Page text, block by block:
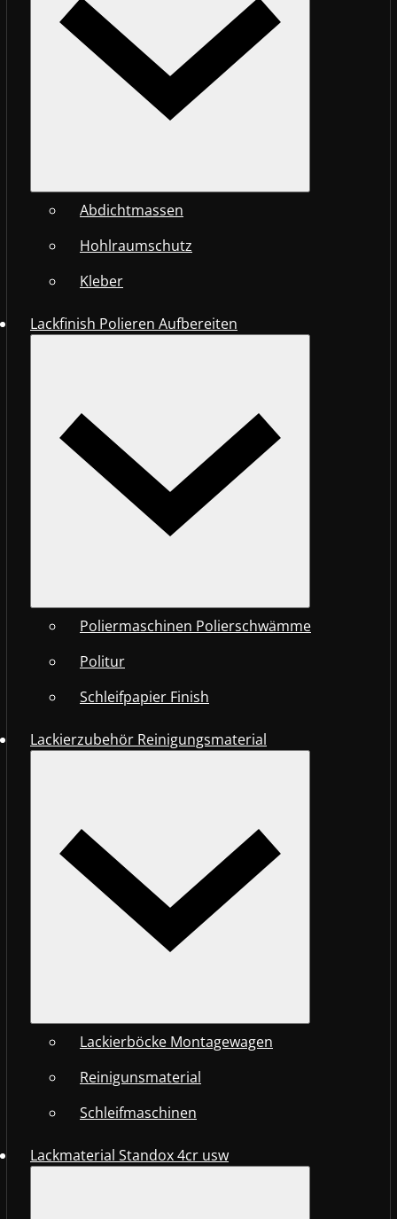
Abdichtmassen
Hohlraumschutz
Kleber
Lackfinish Polieren Aufbereiten
Poliermaschinen Polierschwämme
Politur
Schleifpapier Finish
Lackierzubehör Reinigungsmaterial
Lackierböcke Montagewagen
Reinigunsmaterial
Schleifmaschinen
Lackmaterial Standox 4cr usw